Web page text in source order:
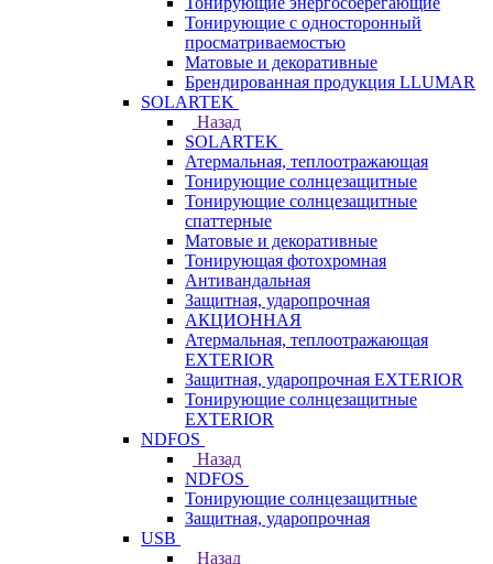
Тонирующие с односторонный
просматриваемостью
Матовые и декоративные
Брендированная продукция LLUMAR
SOLARTEK
Назад
SOLARTEK
Атермальная, теплоотражающая
Тонирующие солнцезащитные
Тонирующие солнцезащитные
спаттерные
Матовые и декоративные
Тонирующая фотохромная
Антивандальная
Защитная, ударопрочная
АКЦИОННАЯ
Атермальная, теплоотражающая
EXTERIOR
Защитная, ударопрочная EXTERIOR
Тонирующие солнцезащитные
EXTERIOR
NDFOS
Назад
NDFOS
Тонирующие солнцезащитные
Защитная, ударопрочная
USB
Назад